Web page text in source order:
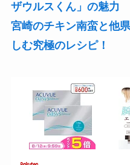
ザウルスくん」の魅力
宮崎のチキン南蛮と他
しむ究極のレシピ！